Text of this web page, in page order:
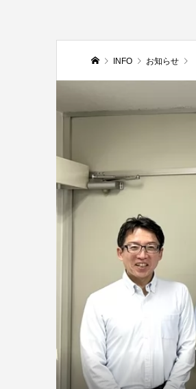
INFO お知らせ